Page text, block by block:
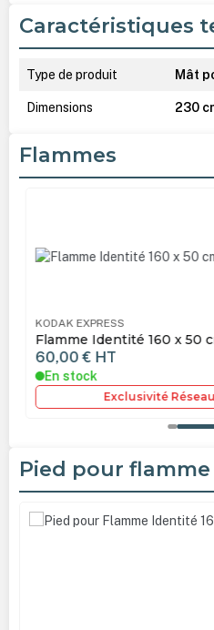
Caractéristiques
Type de produit Mât
Dimensions 230
Flammes
KODAK EXPRESS
Flamme Identité 160 x 50
60,00 €HT
En stock
Exclusivité
Pied pour flamme
Ignorer la galerie de produits